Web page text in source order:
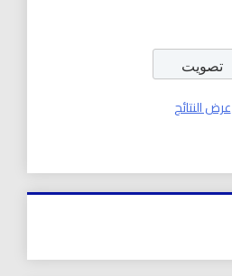
عرض النتائج